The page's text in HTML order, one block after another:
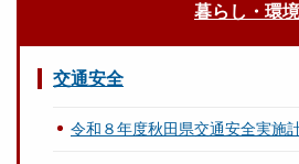
暮らし・環境
交通安全
令和８年度秋田県交通安全実施